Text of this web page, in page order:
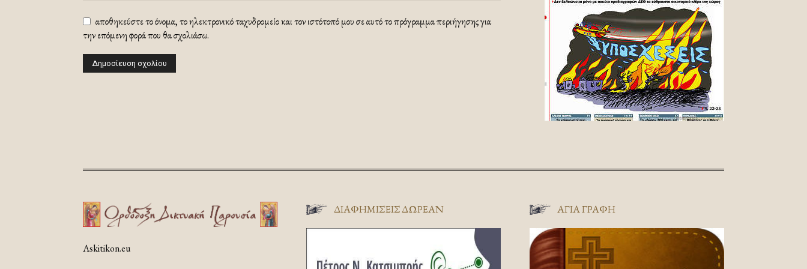
αποθηκεύστε το όνομα, το ηλεκτρονικό ταχυδρομείο και τον ιστότοπό μου σε αυτό το πρόγραμμα περιήγησης για
την επόμενη φορά που θα σχολιάσω.
Askitikon.eu
ΔΙΑΦΗΜΊΣΕΙΣ ΔΩΡΕΆΝ ΑΓΊΑ ΓΡΑΦΉ